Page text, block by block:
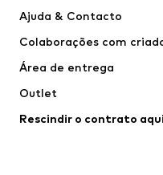
Fatos e Blazers
Roupa de banho
Ocasiões
Upcycling
Ajuda & Contacto
Colaborações com
Área de entrega
Outlet
Rescindir o contrato aqui